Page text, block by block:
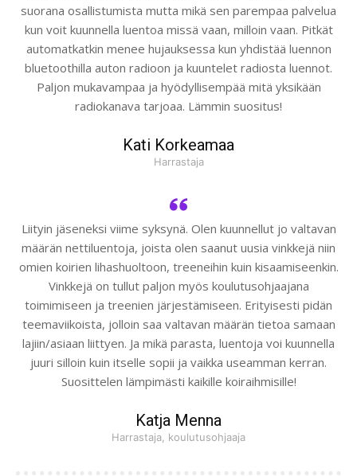
suorana osallistumista mutta mikä sen parempaa palvelua
kun voit kuunnella luentoa missä vaan, milloin vaan. Pitkät
automatkatkin menee hujauksessa kun yhdistää luennon
bluetoothilla auton radioon ja kuuntelet radiosta luennot.
Paljon mukavampaa ja hyödyllisempää mitä yksikään
radiokanava tarjoaa. Lämmin suositus!
Kati Korkeamaa
Harrastaja
Liityin jäseneksi viime syksynä. Olen kuunnellut jo valtavan
määrän nettiluentoja, joista olen saanut uusia vinkkejä niin
omien koirien lihashuoltoon, treeneihin kuin kisaamiseenkin.
Vinkkejä on tullut paljon myös koulutusohjaajana
toimimiseen ja treenien järjestämiseen. Erityisesti pidän
teemaviikoista, jolloin saa valtavan määrän tietoa samaan
lajiin/asiaan liittyen. Ja mikä parasta, luentoja voi kuunnella
juuri silloin kuin itselle sopii ja vaikka useamman kerran.
Suosittelen lämpimästi kaikille koiraihmisille!
Katja Menna
Harrastaja, koulutusohjaaja